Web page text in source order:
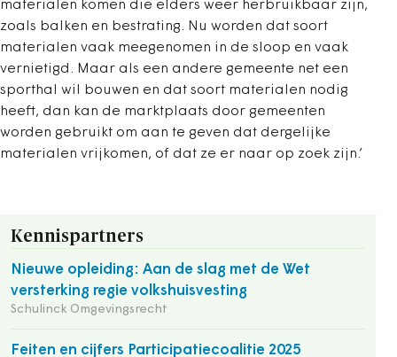
materialen komen die elders weer herbruikbaar zijn,
zoals balken en bestrating. Nu worden dat soort
materialen vaak meegenomen in de sloop en vaak
vernietigd. Maar als een andere gemeente net een
sporthal wil bouwen en dat soort materialen nodig
heeft, dan kan de marktplaats door gemeenten
worden gebruikt om aan te geven dat dergelijke
materialen vrijkomen, of dat ze er naar op zoek zijn.’
Kennispartners
Nieuwe opleiding: Aan de slag met de Wet
versterking regie volkshuisvesting
Schulinck Omgevingsrecht
Feiten en cijfers Participatiecoalitie 2025